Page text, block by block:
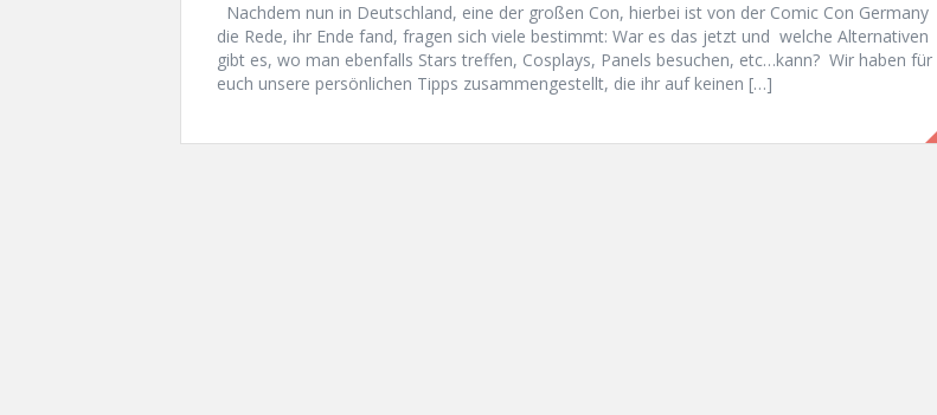
Nachdem nun in Deutschland, eine der großen Con, hierbei ist von der Comic Con Germany
die Rede, ihr Ende fand, fragen sich viele bestimmt: War es das jetzt und welche Alternativen
gibt es, wo man ebenfalls Stars treffen, Cosplays, Panels besuchen, etc…kann? Wir haben für
euch unsere persönlichen Tipps zusammengestellt, die ihr auf keinen […]